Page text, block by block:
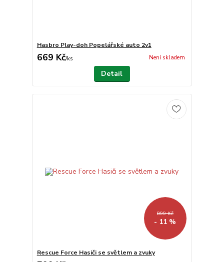
Hasbro Play-doh Popelářské auto 2v1
669 Kč/ks Není skladem
Detail
899 Kč
- 11 %
Rescue Force Hasiči se světlem a zvuky